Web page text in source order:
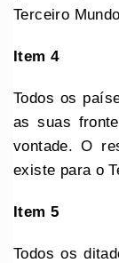
Terceiro
Item 4
Todos os
as suas
vontade. O
existe para o
Item 5
Todos os